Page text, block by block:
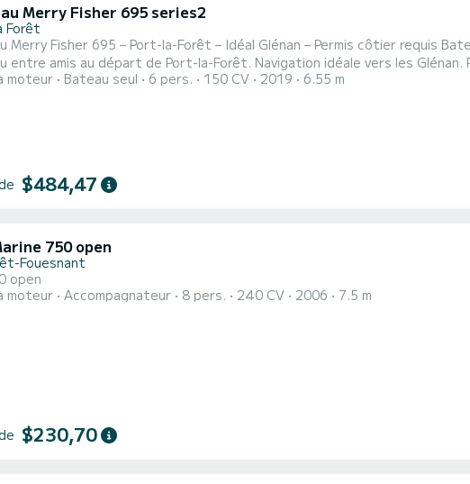
Merry Fisher 695 series2
Forêt
Fisher 695 – Port-la-Forêt – Idéal Glénan – Permis côtier requis Bateau confortable et sécurisant pour sorties en
entre amis au départ de Port-la-Forêt. Navigation idéale vers les Glénan.
de paddle (en option). Prix hors carburant (
moteur Bateau seul 6 pers. 150 CV 2019 6.55 m
$484,47
750 open
Fouesnant
open
moteur Accompagnateur 8 pers. 240 CV 2006 7.5 m
$230,70